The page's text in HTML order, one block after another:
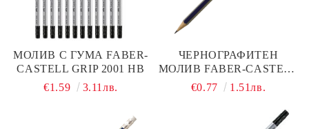
МОЛИВ С ГУМА FABER-
CASTELL GRIP 2001 HB
€1.59
3.11лв.
ЧЕРНОГРАФИТЕН
МОЛИВ FABER-CASTELL
GOLDFABER HB
€0.77 1.51лв.